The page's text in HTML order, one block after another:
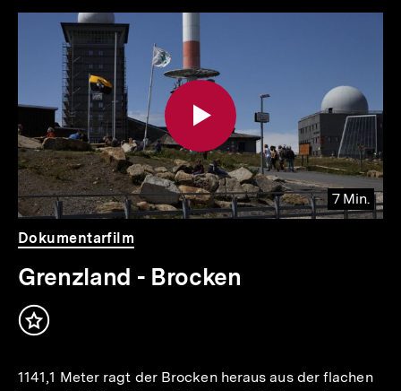
Inhaltskarousell
weitere
Inhalte
Inhaltskarussell
überspringen
7 Min.
Video
Dauer
7
Min.
Dokumentarfilm
Grenzland - Brocken
Inhalt
1141,1 Meter ragt der Brocken heraus aus der flachen